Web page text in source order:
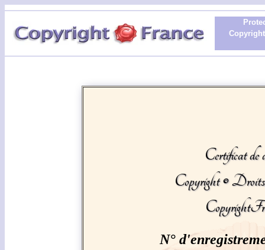
Certificat de
Copyright ©
N°